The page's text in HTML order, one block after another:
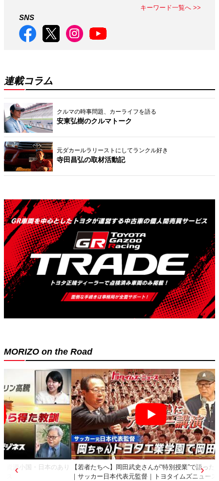
キーワード一覧へ >>
SNS
連載コラム
クルマの時事問題、カーライフを語る
安東弘樹のクルマトーク
元ダカールラリーストにしてランクル好き
寺田昌弘の取材活動記
MORIZO on the Road
【若者たちへ】岡田武史さんが“特別授業”で語ったこと
｜サッカー日本代表元監督｜トヨタイムズニュース